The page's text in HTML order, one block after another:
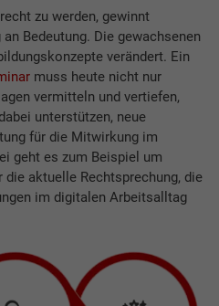
zu werden, gewinnt
Bedeutung. Die gewachsenen
verändert. Ein
muss heute nicht nur
vermitteln und vertiefen,
unterstützen, neue
für die Mitwirkung im
geht es zum Beispiel um
aktuelle Rechtsprechung, die
im digitalen Arbeitsalltag